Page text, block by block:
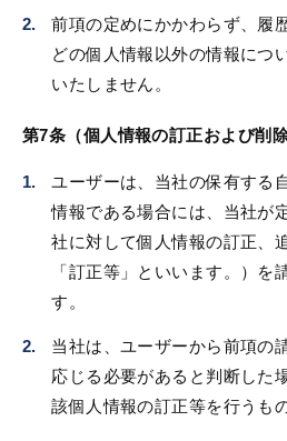
前項の定めにかかわらず、履
どの個人情報以外の情報につ
いたしません。
第7条（個人情報の訂正および削除
ユーザーは、当社の保有する
情報である場合には、当社が
社に対して個人情報の訂正、
「訂正等」といいます。）を
す。
当社は、ユーザーから前項の
応じる必要があると判断した
該個人情報の訂正等を行うも